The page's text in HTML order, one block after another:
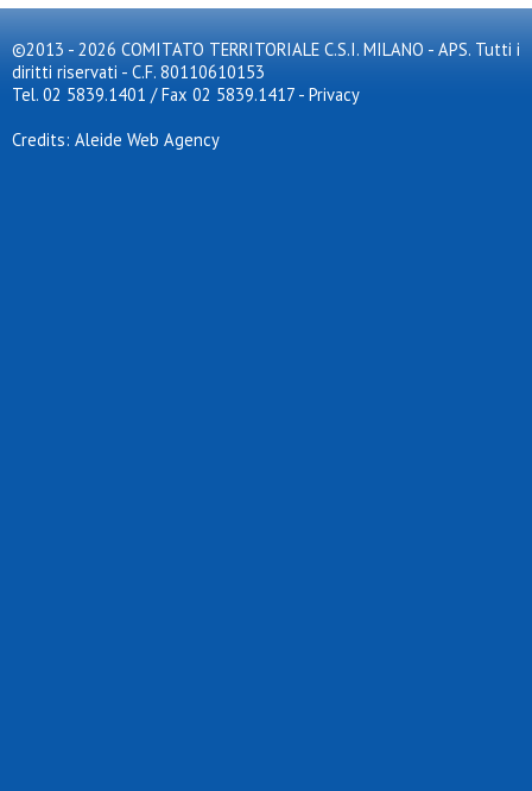
©2013 - 2026 COMITATO TERRITORIALE C.S.I. MILANO - APS. Tutti i
diritti riservati - C.F. 80110610153
Tel. 02 5839.1401 / Fax 02 5839.1417 - Privacy
Credits: Aleide Web Agency